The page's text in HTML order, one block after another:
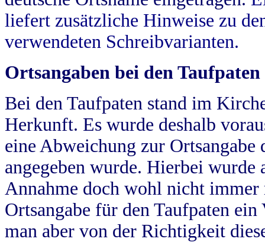
liefert zusätzliche Hinweise zu
verwendeten Schreibvarianten.
Ortsangaben bei den Taufpaten
Bei den Taufpaten stand im
Herkunft. Es wurde deshalb
eine Abweichung zur
angegeben wurde. Hierbei wurde
Annahme doch wohl nicht
Ortsangabe für den Taufpaten
man aber von der Richtigkeit